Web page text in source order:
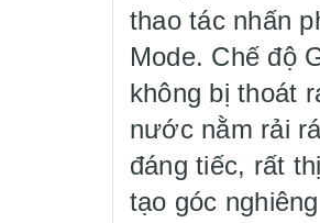
thao tác nhấn
Mode. Chế độ
không bị thoát
nước nằm rải
đáng tiếc, rất
tạo góc